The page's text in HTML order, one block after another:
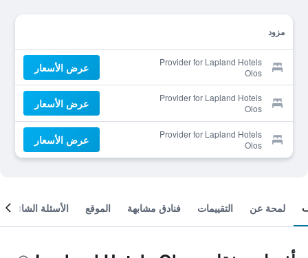
مزود
Provider for Lapland Hotels
Olos
عرض الأسعار
Provider for Lapland Hotels
Olos
عرض الأسعار
Provider for Lapland Hotels
Olos
عرض الأسعار
لمحة عن التقييمات فنادق مشابهة الموقع الأسئلة الشائعة